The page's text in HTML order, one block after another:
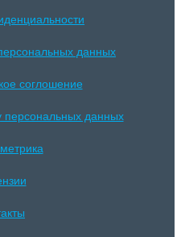
данных
соглошение
персональных данных